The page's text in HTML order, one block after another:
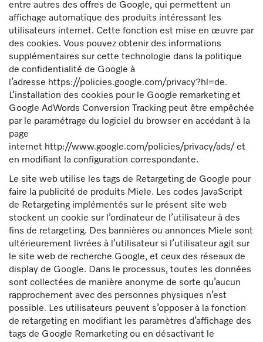
entre autres des offres de Google, qui permettent un
affichage automatique des produits intéressant les
utilisateurs internet. Cette fonction est mise en œuvre par
des cookies. Vous pouvez obtenir des informations
supplémentaires sur cette technologie dans la politique
de confidentialité de Google à
l’adresse https://policies.google.com/privacy?hl=de.
L’installation des cookies pour le Google remarketing et
Google AdWords Conversion Tracking peut être empêchée
par le paramétrage du logiciel du browser en accédant à la
page
internet http://www.google.com/policies/privacy/ads/ et
en modifiant la configuration correspondante.
Le site web utilise les tags de Retargeting de Google pour
faire la publicité de produits Miele. Les codes JavaScript
de Retargeting implémentés sur le présent site web
stockent un cookie sur l’ordinateur de l’utilisateur à des
fins de retargeting. Des bannières ou annonces Miele sont
ultérieurement livrées à l’utilisateur si l’utilisateur agit sur
le site web de recherche Google, et ceux des réseaux de
display de Google. Dans le processus, toutes les données
sont collectées de manière anonyme de sorte qu’aucun
rapprochement avec des personnes physiques n’est
possible. Les utilisateurs peuvent s’opposer à la fonction
de retargeting en modifiant les paramètres d’affichage des
tags de Google Remarketing ou en désactivant le